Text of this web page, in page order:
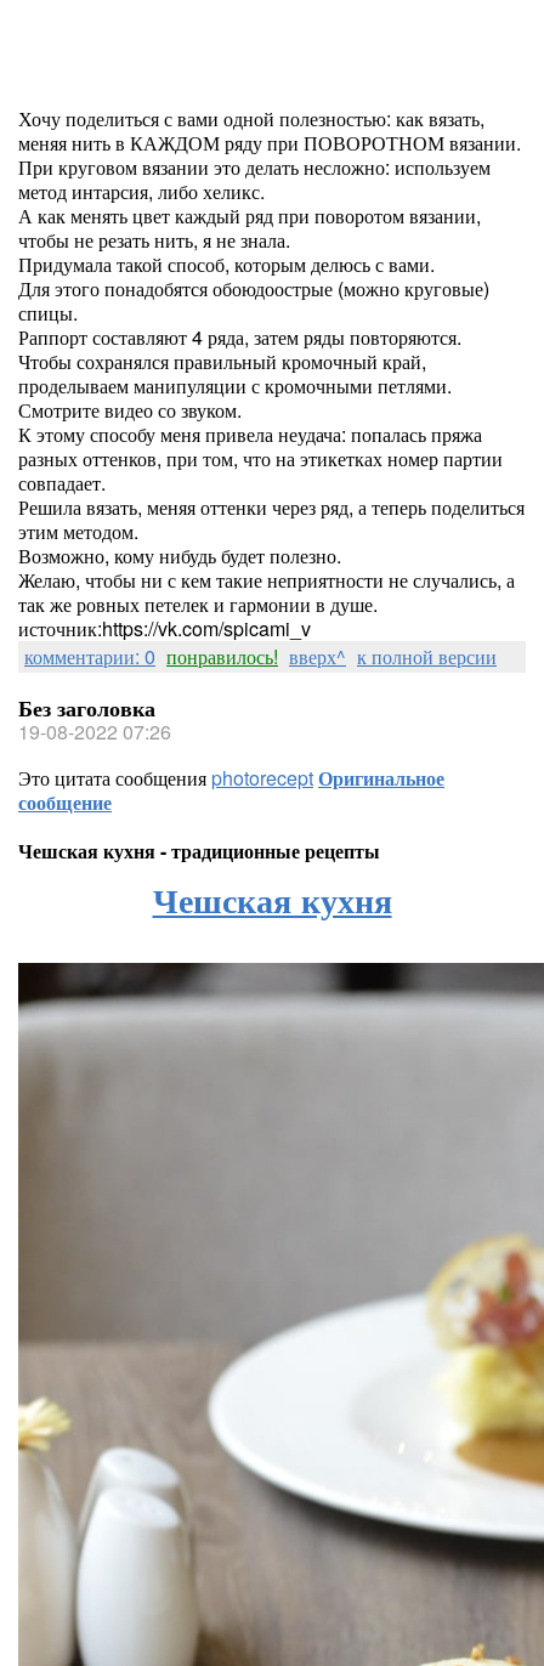
Хочу поделиться с вами одной полезностью: как вязать,
меняя нить в КАЖДОМ ряду при ПОВОРОТНОМ вязании.
При круговом вязании это делать несложно: используем
метод интарсия, либо хеликс.
А как менять цвет каждый ряд при поворотом вязании,
чтобы не резать нить, я не знала.
Придумала такой способ, которым делюсь с вами.
Для этого понадобятся обоюдоострые (можно круговые)
спицы.
Раппорт составляют 4 ряда, затем ряды повторяются.
Чтобы сохранялся правильный кромочный край,
проделываем манипуляции с кромочными петлями.
Смотрите видео со звуком.
К этому способу меня привела неудача: попалась пряжа
разных оттенков, при том, что на этикетках номер партии
совпадает.
Решила вязать, меняя оттенки через ряд, а теперь поделиться
этим методом.
Возможно, кому нибудь будет полезно.
Желаю, чтобы ни с кем такие неприятности не случались, а
так же ровных петелек и гармонии в душе.
источник:https://vk.com/spicami_v
комментарии: 0 понравилось! вверх^ к полной версии
Без заголовка
19-08-2022 07:26
Это цитата сообщенияphotoreceptОригинальное
сообщение
Чешская кухня - традиционные рецепты
Чешская кухня